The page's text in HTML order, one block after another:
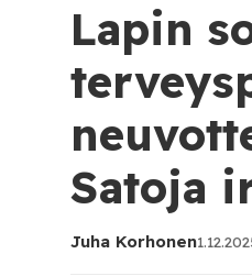
Lapin
Satoja
Juha Korhonen